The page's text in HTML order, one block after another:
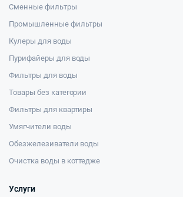
Сменные фильтры
Промышленные фильтры
Кулеры для воды
Пурифайеры для воды
Фильтры для воды
Товары без категории
Фильтры для квартиры
Умягчители воды
Обезжелезиватели воды
Очистка воды в коттедже
Услуги